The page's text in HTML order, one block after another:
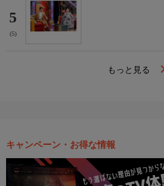
5
(5)
もっと見る
キャンペーン・お得な情報